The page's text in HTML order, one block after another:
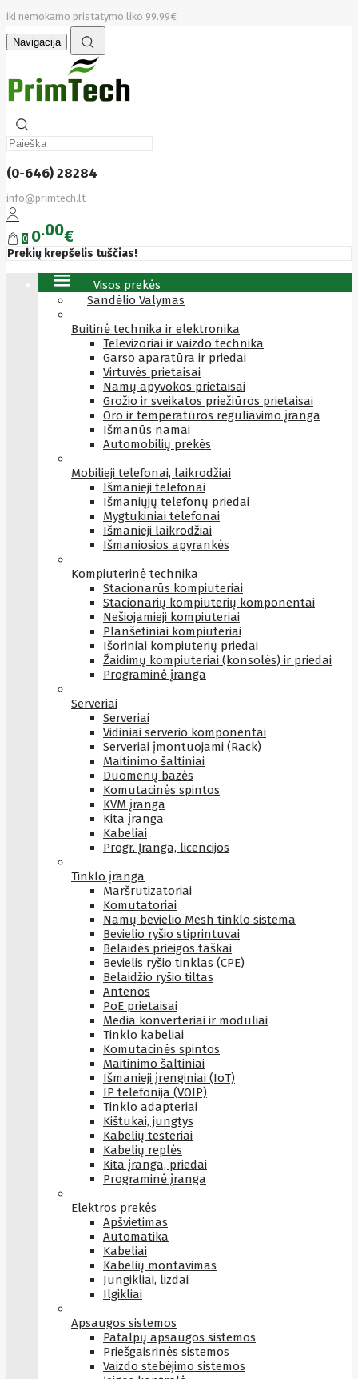
iki nemokamo pristatymo liko 99.99€
Navigacija
(0-646) 28284
info@primtech.lt
0 0 00€
Prekių krepšelis tuščias!
Visos prekės
Sandėlio Valymas
Buitinė technika ir elektronika
Televizoriai ir vaizdo technika
Garso aparatūra ir priedai
Virtuvės prietaisai
Namų apyvokos prietaisai
Grožio ir sveikatos priežiūros prietaisai
Oro ir temperatūros reguliavimo įranga
Išmanūs namai
Automobilių prekės
Mobilieji telefonai, laikrodžiai
Išmanieji telefonai
Išmaniųjų telefonų priedai
Mygtukiniai telefonai
Išmanieji laikrodžiai
Išmaniosios apyrankės
Kompiuterinė technika
Stacionarūs kompiuteriai
Stacionarių kompiuterių komponentai
Nešiojamieji kompiuteriai
Planšetiniai kompiuteriai
Išoriniai kompiuterių priedai
Žaidimų kompiuteriai (konsolės) ir priedai
Programinė įranga
Serveriai
Serveriai
Vidiniai serverio komponentai
Serveriai įmontuojami (Rack)
Maitinimo šaltiniai
Duomenų bazės
Komutacinės spintos
KVM įranga
Kita įranga
Kabeliai
Progr. Įranga, licencijos
Tinklo įranga
Maršrutizatoriai
Komutatoriai
Namų bevielio Mesh tinklo sistema
Bevielio ryšio stiprintuvai
Belaidės prieigos taškai
Bevielis ryšio tinklas (CPE)
Belaidžio ryšio tiltas
Antenos
PoE prietaisai
Media konverteriai ir moduliai
Tinklo kabeliai
Komutacinės spintos
Maitinimo šaltiniai
Išmanieji įrenginiai (IoT)
IP telefonija (VOIP)
Tinklo adapteriai
Kištukai, jungtys
Kabelių testeriai
Kabelių replės
Kita įranga, priedai
Programinė įranga
Elektros prekės
Apšvietimas
Automatika
Kabeliai
Kabelių montavimas
Jungikliai, lizdai
Ilgikliai
Apsaugos sistemos
Patalpų apsaugos sistemos
Priešgaisrinės sistemos
Vaizdo stebėjimo sistemos